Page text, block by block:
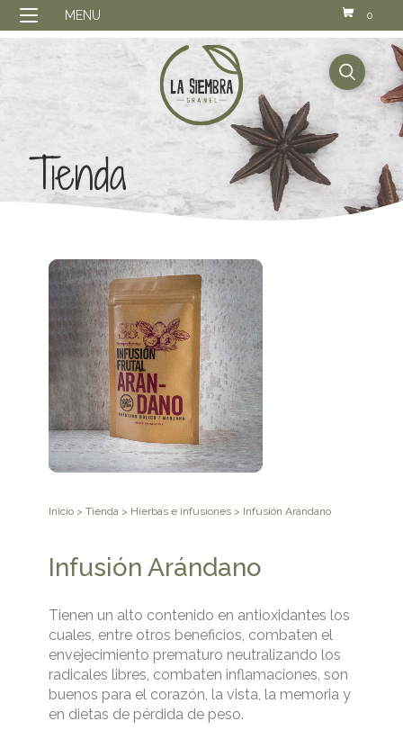
MENU 0
buscador
Tienda
Inicio >Tienda > Hierbas e infusiones > Infusión Arándano
Infusión Arándano
Tienen un alto contenido en antioxidantes los
cuales, entre otros beneficios, combaten el
envejecimiento prematuro neutralizando los
radicales libres, combaten inflamaciones, son
buenos para el corazón, la vista, la memoria y
en dietas de pérdida de peso.